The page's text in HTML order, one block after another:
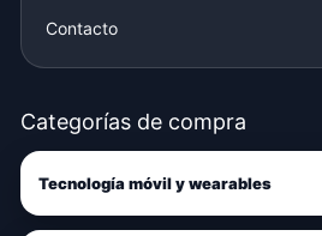
Contacto
Categorías de compra
Tecnología móvil y wearables